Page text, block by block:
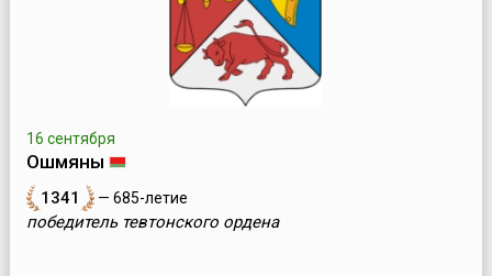
16 сентября
Ошмяны
1341 — 685-летие
победитель тевтонского ордена